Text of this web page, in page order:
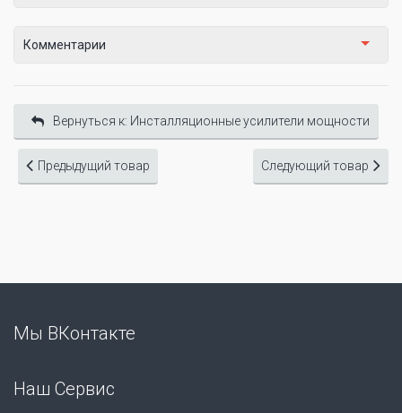
Комментарии
Вернуться к: Инсталляционные усилители мощности
Предыдущий товар Следующий товар
Мы ВКонтакте
Наш Сервис